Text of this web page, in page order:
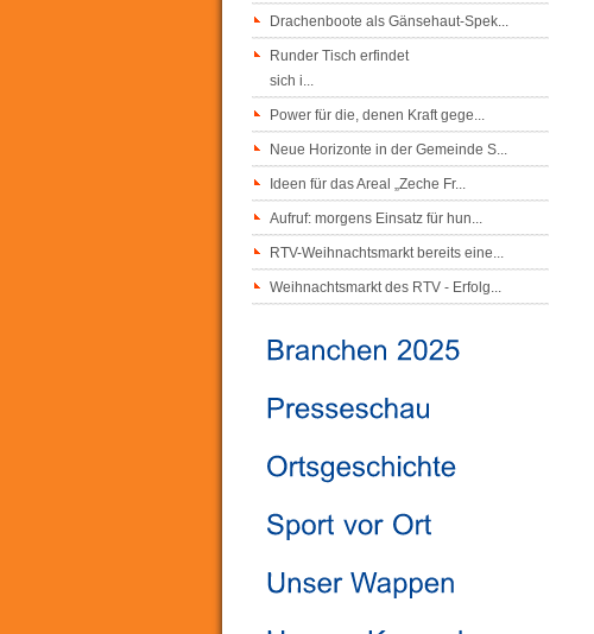
Drachenboote als Gänsehaut-Spek...
Runder Tisch erfindet
sich i...
Power für die, denen Kraft gege...
Neue Horizonte in der Gemeinde S...
Ideen für das Areal „Zeche Fr...
Aufruf: morgens Einsatz für hun...
RTV-Weihnachtsmarkt bereits eine...
Weihnachtsmarkt des RTV - Erfolg...